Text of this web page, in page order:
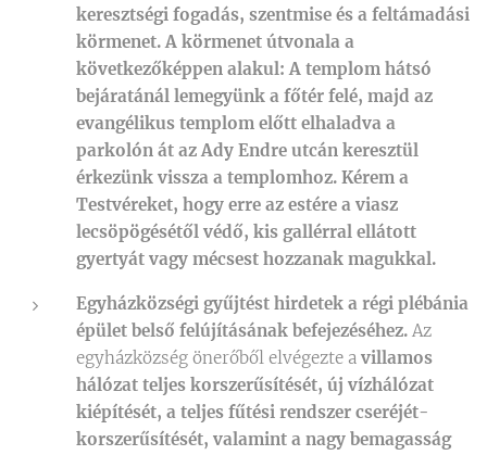
keresztségi fogadás, szentmise és a feltámadási
körmenet. A körmenet útvonala a
következőképpen alakul: A templom hátsó
bejáratánál lemegyünk a főtér felé, majd az
evangélikus templom előtt elhaladva a
parkolón át az Ady Endre utcán keresztül
érkezünk vissza a templomhoz. Kérem a
Testvéreket, hogy erre az estére a viasz
lecsöpögésétől védő, kis gallérral ellátott
gyertyát vagy mécsest hozzanak magukkal.
Egyházközségi gyűjtést hirdetek a régi plébánia
épület belső felújításának befejezéséhez. Az
egyházközség önerőből elvégezte a villamos
hálózat teljes korszerűsítését, új vízhálózat
kiépítését, a teljes fűtési rendszer cseréjét-
korszerűsítését, valamint a nagy bemagasság